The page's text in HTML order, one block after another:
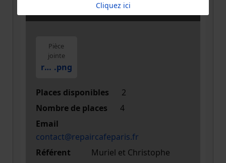
INFORMATION
Pièce
jointe
rcp-engranage-et-texte-eiffel-3 .png
Places disponibles
2
Nombre de places
4
Email
contact@repaircafeparis.fr
Référent
Muriel et Christophe
Cliquez ici